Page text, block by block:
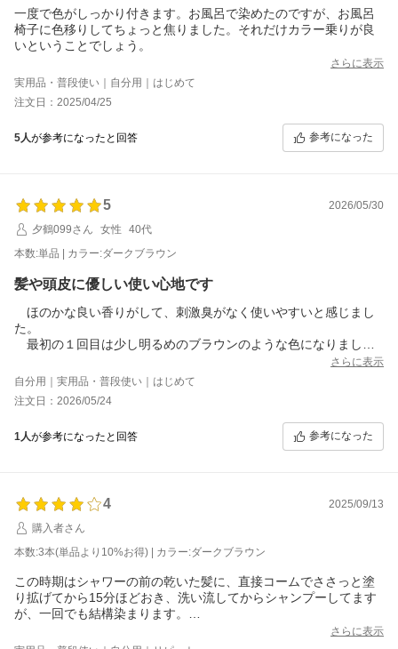
一度で色がしっかり付きます。お風呂で染めたのですが、お風呂
椅子に色移りしてちょっと焦りました。それだけカラー乗りが良
いということでしょう。
さらに表示
実用品・普段使い｜自分用｜はじめて
注文日：2025/04/25
5人が参考になったと回答 参考になった
5
2026/05/30
夕鶴099さん
女性
40代
本数:単品 | カラー:ダークブラウン
髪や頭皮に優しい使い心地です
ほのかな良い香りがして、刺激臭がなく使いやすいと感じまし
た。
最初の１回目は少し明るめのブラウンのような色になりました
が、２回目にはもっと濃いめに染まってちょうど良くなりまし
た。
ヘアーカラートリートメントの中には使った後に頭が痛くなる
ような物もこれまであったのですが、そんな事もなかったので安
シリコンやジアミン系の染料が無添加なところも気に入ってい
さらに表示
自分用｜実用品・普段使い｜はじめて
注文日：2026/05/24
1人が参考になったと回答 参考になった
4
2025/09/13
購入者さん
本数:3本(単品より10%お得) | カラー:ダークブラウン
この時期はシャワーの前の乾いた髪に、直接コームでささっと塗
り拡げてから15分ほどおき、洗い流してからシャンプーしてます
が、一回でも結構染まります。
お風呂場の床など飛び散りそうな場所をあらかじめぬらしておく
と、付いてもこびりつかず特別な掃除も不要なので扱いも楽だと
さらに表示